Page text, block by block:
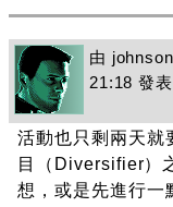
由
21:18 發表
活動也只剩兩天就
目（Diversifier）
想，或是先進行一